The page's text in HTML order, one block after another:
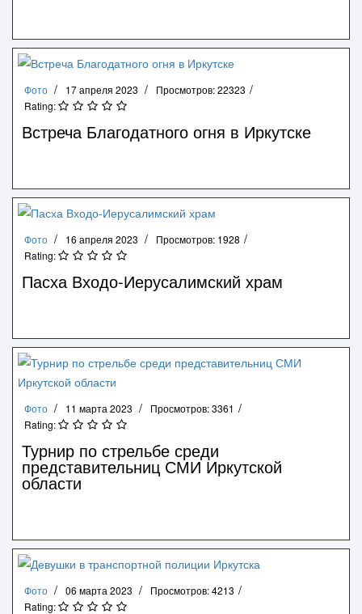
Фото 17 апреля 2023
Просмотров: 22323
Rating:
Встреча Благодатного огня в Иркутске
Фото 16 апреля 2023
Просмотров: 1928
Rating:
Пасха Входо-Иерусалимский храм
Фото 11 марта 2023
Просмотров: 3361
Rating:
Турнир по стрельбе среди
представительниц СМИ Иркутской
области
Фото 06 марта 2023
Просмотров: 4213
Rating: